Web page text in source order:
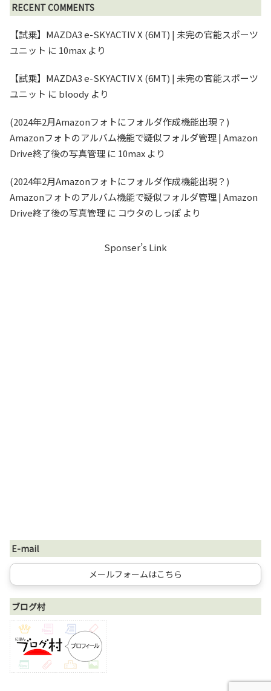
RECENT COMMENTS
【試乗】MAZDA3 e-SKYACTIV X (6MT) | 未完の官能スポーツ
ユニット に 10max より
【試乗】MAZDA3 e-SKYACTIV X (6MT) | 未完の官能スポーツ
ユニット に bloody より
(2024年2月Amazonフォトにフォルダ作成機能出現？)
Amazonフォトのアルバム機能で疑似フォルダ管理 | Amazon
Drive終了後の写真管理 に 10max より
(2024年2月Amazonフォトにフォルダ作成機能出現？)
Amazonフォトのアルバム機能で疑似フォルダ管理 | Amazon
Drive終了後の写真管理 に コウタのしっぽ より
Sponser’s Link
E-mail
メールフォームはこちら
ブログ村